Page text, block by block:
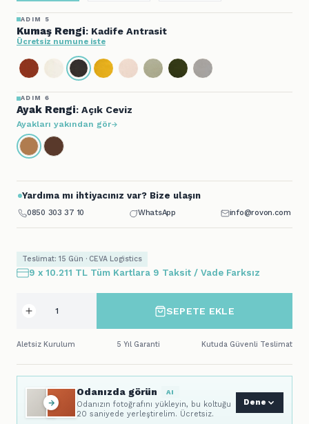
ADIM 5
Kumaş Rengi: Kadife Antrasit
Ücretsiz numune iste
ADIM 6
Ayak Rengi: Açık Ceviz
Ayakları yakından gör
Yardıma mı ihtiyacınız var? Bize ulaşın
0850 303 37 10 WhatsApp info@rovon.com
Teslimat: 15 Gün · CEVA Logistics
9 x 10.211 TL Tüm Kartlara 9 Taksit / Vade Farksız
SEPETE EKLE
Aletsiz Kurulum 5 Yıl Garanti Kutuda Güvenli Teslimat
Odanızda görün AI
Odanızın fotoğrafını yükleyin, bu koltuğu
20 saniyede yerleştirelim. Ücretsiz.
Dene